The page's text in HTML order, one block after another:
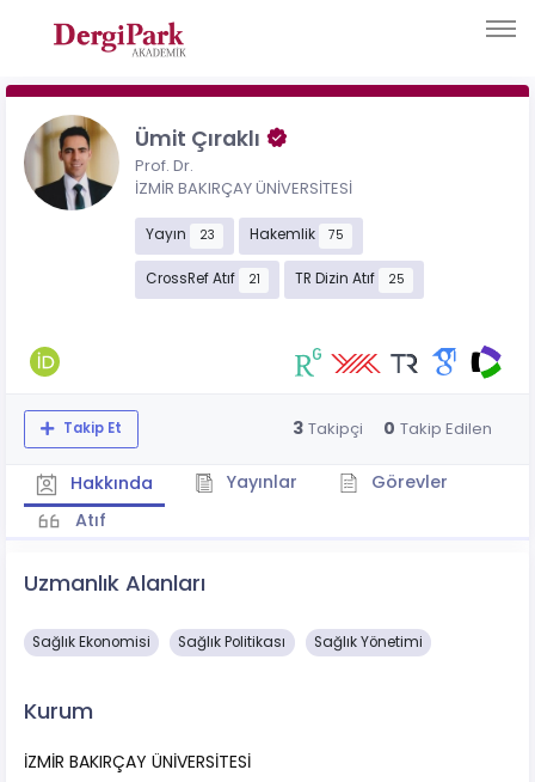
Ümit Çıraklı
Prof. Dr.
İZMİR BAKIRÇAY ÜNİVERSİTESİ
Yayın 23 Hakemlik 75
CrossRef Atıf 21 TR Dizin Atıf 25
Takip Et 3 Takipçi 0 Takip Edilen
Hakkında Yayınlar
Görevler
Atıf
Uzmanlık Alanları
Sağlık Ekonomisi Sağlık Politikası Sağlık Yönetimi
Kurum
İZMİR BAKIRÇAY ÜNİVERSİTESİ